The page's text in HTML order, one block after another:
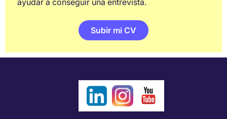
ayudar a conseguir una entrevista.
Subir mi CV